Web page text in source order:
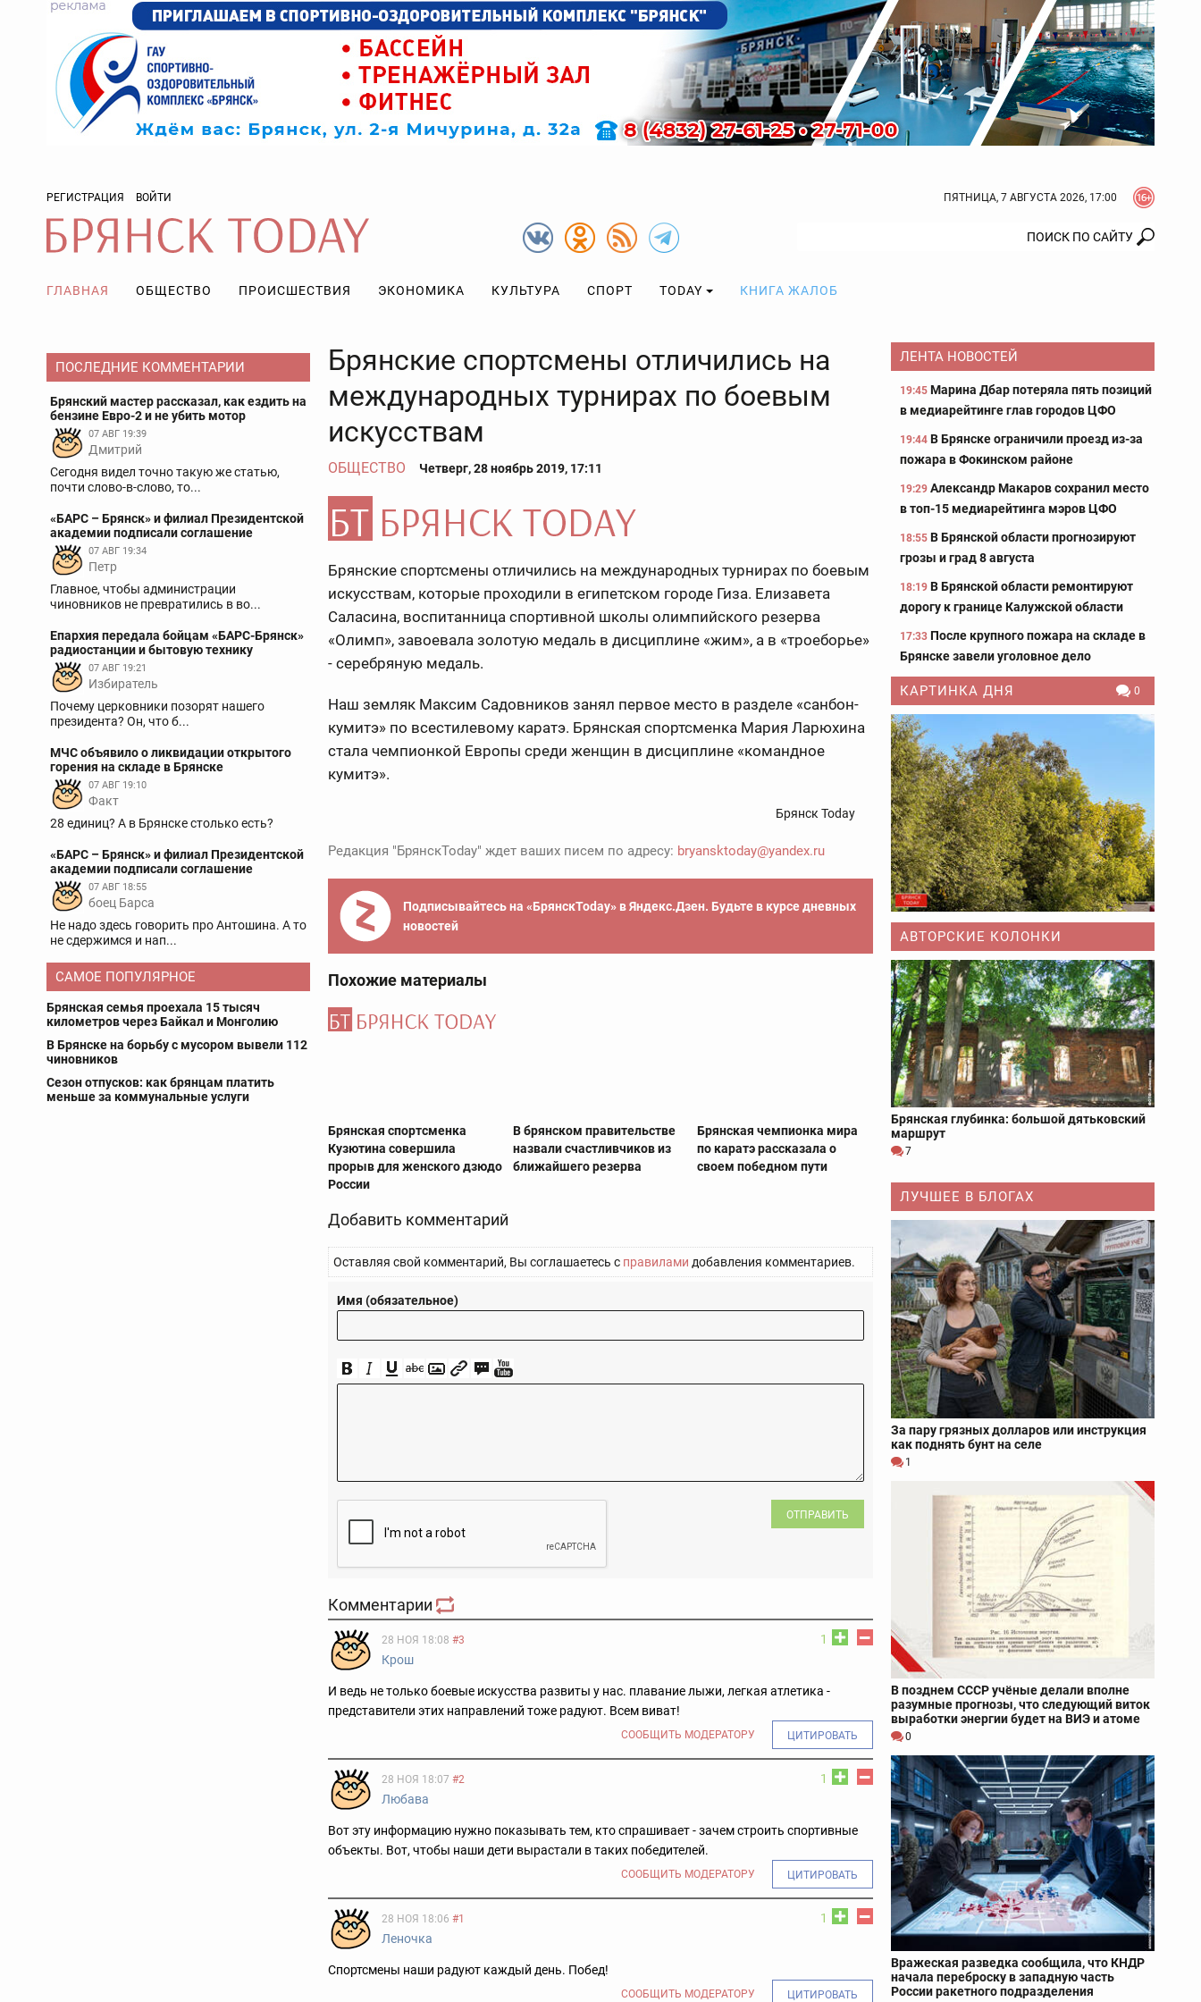
РЕГИСТРАЦИЯ ВОЙТИ ПЯТНИЦА, 7 АВГУСТА 2026, 17:00
ГЛАВНАЯ ОБЩЕСТВО ПРОИСШЕСТВИЯ ЭКОНОМИКА КУЛЬТУРА СПОРТ TODAY КНИГА ЖАЛОБ
ПОСЛЕДНИЕ КОММЕНТАРИИ
Брянский мастер рассказал, как ездить на
бензине Евро-2 и не убить мотор
07 АВГ 19:39
Дмитрий
Сегодня видел точно такую же статью,
почти слово-в-слово, то...
«БАРС – Брянск» и филиал Президентской
академии подписали соглашение
07 АВГ 19:34
Петр
Главное, чтобы администрации
чиновников не превратились в во...
Епархия передала бойцам «БАРС-Брянск»
радиостанции и бытовую технику
07 АВГ 19:21
Избиратель
Почему церковники позорят нашего
президента? Он, что б...
МЧС объявило о ликвидации открытого
горения на складе в Брянске
07 АВГ 19:10
Факт
28 единиц? А в Брянске столько есть?
«БАРС – Брянск» и филиал Президентской
академии подписали соглашение
07 АВГ 18:55
боец Барса
Не надо здесь говорить про Антошина. А то
не сдержимся и нап...
САМОЕ ПОПУЛЯРНОЕ
Брянская семья проехала 15 тысяч
километров через Байкал и Монголию
В Брянске на борьбу с мусором вывели 112
чиновников
Сезон отпусков: как брянцам платить
меньше за коммунальные услуги
Брянские спортсмены отличились на
международных турнирах по боевым
искусствам
ОБЩЕСТВО Четверг, 28 ноябрь 2019, 17:11
Брянские спортсмены отличились на международных турнирах по боевым
искусствам, которые проходили в египетском городе Гиза. Елизавета
Саласина, воспитанница спортивной школы олимпийского резерва
«Олимп», завоевала золотую медаль в дисциплине «жим», а в «троеборье»
- серебряную медаль.
Наш земляк Максим Садовников занял первое место в разделе «санбон-
кумитэ» по всестилевому каратэ. Брянская спортсменка Мария Ларюхина
стала чемпионкой Европы среди женщин в дисциплине «командное
кумитэ».
Брянск Today
Редакция "БрянскToday" ждет ваших писем по адресу: bryansktoday@yandex.ru
Подписывайтесь на «БрянскToday» в Яндекс.Дзен. Будьте в курсе дневных
новостей
Похожие материалы
Брянская спортсменка
Кузютина совершила
прорыв для женского дзюдо
России
В брянском правительстве
назвали счастливчиков из
ближайшего резерва
Брянская чемпионка мира
по каратэ рассказала о
своем победном пути
Добавить комментарий
Оставляя свой комментарий, Вы соглашаетесь с правилами добавления комментариев.
Имя (обязательное)
ОТПРАВИТЬ
Комментарии
1
28 НОЯ 18:08 #3
Крош
И ведь не только боевые искусства развиты у нас. плавание лыжи, легкая атлетика -
представители этих направлений тоже радуют. Всем виват!
СООБЩИТЬ МОДЕРАТОРУ ЦИТИРОВАТЬ
1
28 НОЯ 18:07 #2
Любава
Вот эту информацию нужно показывать тем, кто спрашивает - зачем строить спортивные
объекты. Вот, чтобы наши дети вырастали в таких победителей.
СООБЩИТЬ МОДЕРАТОРУ ЦИТИРОВАТЬ
1
28 НОЯ 18:06 #1
Леночка
Спортсмены наши радуют каждый день. Побед!
СООБЩИТЬ МОДЕРАТОРУ ЦИТИРОВАТЬ
ЛЕНТА НОВОСТЕЙ
19:45 Марина Дбар потеряла пять позиций
в медиарейтинге глав городов ЦФО
19:44 В Брянске ограничили проезд из-за
пожара в Фокинском районе
19:29 Александр Макаров сохранил место
в топ-15 медиарейтинга мэров ЦФО
18:55 В Брянской области прогнозируют
грозы и град 8 августа
18:19 В Брянской области ремонтируют
дорогу к границе Калужской области
17:33 После крупного пожара на складе в
Брянске завели уголовное дело
КАРТИНКА ДНЯ 0
АВТОРСКИЕ КОЛОНКИ
Брянская глубинка: большой дятьковский
маршрут
7
ЛУЧШЕЕ В БЛОГАХ
За пару грязных долларов или инструкция
как поднять бунт на селе
1
В позднем СССР учёные делали вполне
разумные прогнозы, что следующий виток
выработки энергии будет на ВИЭ и атоме
0
Вражеская разведка сообщила, что КНДР
начала переброску в западную часть
России ракетного подразделения